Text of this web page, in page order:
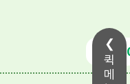
퀵
메
2026